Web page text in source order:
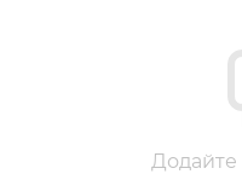
Додайте